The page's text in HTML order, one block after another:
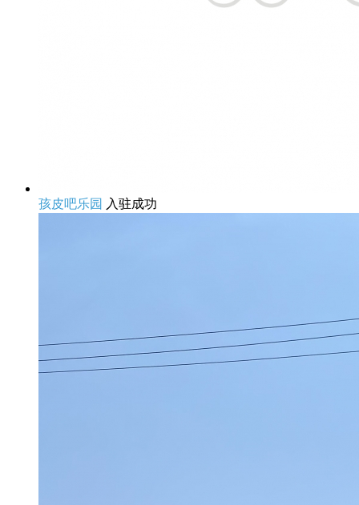
孩皮吧乐园 入驻成功